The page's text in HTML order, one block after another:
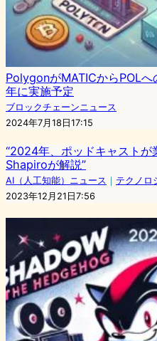
PolygonがMATICからPOL
年に実施予定
ブロックチェーンニュース
2024年7月18日17:15
“2024年、ポッドキャスト
Shapiroが解説”
AI（人工知能）ニュース ｜ テクノロ
2023年12月21日7:56